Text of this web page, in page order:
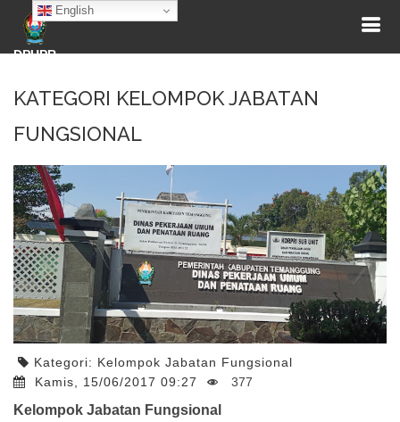
English
DPUPR
KATEGORI KELOMPOK JABATAN
FUNGSIONAL
Kategori: Kelompok Jabatan Fungsional
Kamis, 15/06/2017 09:27
377
Kelompok Jabatan Fungsional